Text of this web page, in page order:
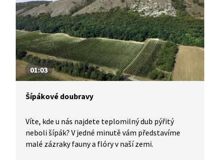
01:03
Šípákové doubravy
Víte, kde u nás najdete teplomilný dub pýřitý
neboli šípák? V jedné minutě vám představíme
malé zázraky fauny a flóry v naší zemi.